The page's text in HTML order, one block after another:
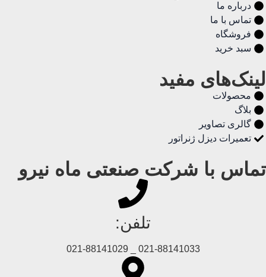
درباره ما
تماس با ما
فروشگاه
سبد خرید
لینک‌های مفید
محصولات
بلاگ
گالری تصاویر
تعمیرات دیزل ژنراتور
تماس با شرکت صنعتی ماه نیرو
تلفن:
021-88141033 _ 021-88141029